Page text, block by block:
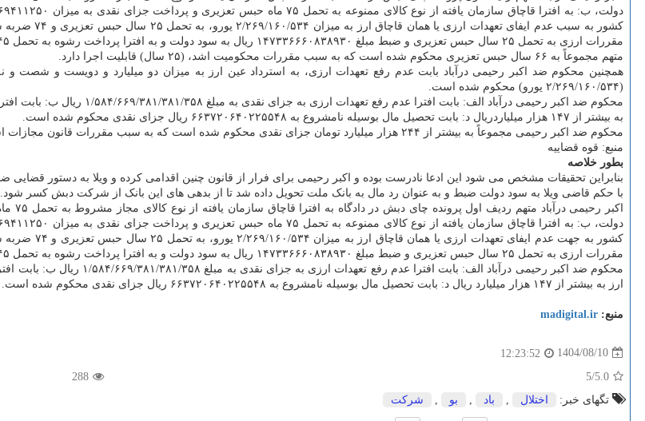
دولت، ب: به افترا قاچاق سازمان یافته از نوع کالای ممنوعه به تحمل ۷۵ ماه حبس تعزیری و پرداخت جزای نقدی به میزان ۲۰۵۰۱۸۶۹۴۱۱۲۵۰ ریال در حق صندوق دولت ج: از باب مشارکت در
کشور به سبب عدم ایفای تعهدات ارزی یا همان قاچاق ارز به میزان ۲/۲۶۹/۱۶۰/۵۳۴ یورو، به تحمل ۲۵ سال حبس تعزیری و ۷۴ ضربه شلاق د: به افترا اختلال در نظام اقتصادی کشور بوسیله
مقررات ارزی به تحمل ۲۵ سال حبس تعزیری و ضبط مبلغ ۱۴۷۳۳۶۶۶۰۸۳۸۹۳۰ ریال به سود دولت و به افترا پرداخت رشوه به تحمل ۴۵ ماه حبس تعزیری، ضبط مال الرشاء محکوم شد.
متهم مجموعاً به ۶۶ سال حبس تعزیری محکوم شده است که به سبب مقررات محکومیت اشد، (۲۵ سال) قابلیت اجرا دارد.
همچنین محکوم ضد اکبر رحیمی درآباد بابت عدم رفع تعهدات ارزی، به استرداد عین ارز به میزان دو میلیارد و دویست و
(۲/۲۶۹/۱۶۰/۵۳۴ یورو) محکوم شده است.
محکوم ضد اکبر رحیمی درآباد الف:
به بیشتر از ۱۴۷ هزار میلیاردریال د: بابت تحصیل مال بوسیله نامشروع به ۶۶۳۷۲۰۶۴۰۲۲۵۵۴۸ ریال جزای نقدی محکوم شده است.
محکوم ضد اکبر رحیمی مجموعاً به بیشتر از ۲۴۴ هزار میلیارد تومان جزای نقدی محکوم شده است که به سبب مقررات قانون مجازات اسلامی فقط محکومیت اشد قابلیت اجرا دارد.
منبع: قوه قضاییه
بطور خلاصه
بنابراین تحقیقات مشخص می شود این ادعا نادرست بوده و اکبر رحیمی برای فرار از قانون چنین اقدامی کرده و ویلا به دستور
با حکم قاضی ویلا به سود دولت ضبط و به عنوان رد مال به بانک ملت تحویل داده شد تا از بدهی های این بانک از شرکت دبش کسر شود.
کشور به جهت
مقررات ارزی به تحمل ۲۵ سال حبس تعزیری و ضبط مبلغ ۱۴۷۳۳۶۶۶۰۸۳۸۹۳۰ ریال به سود دولت و به افترا پرداخت رشوه به تحمل ۴۵ ماه حبس تعزیری، ضبط مال الرشاء محکوم شد.
محکوم ضد اکبر رحیمی درآباد الف:
ارز به بیشتر از ۱۴۷ هزار میلیارد ریال د: بابت تحصیل مال بوسیله نامشروع به ۶۶۳۷۲۰۶۴۰۲۲۵۵۴۸ ریال جزای نقدی محکوم شده است.
منبع: madigital.ir
1404/08/10
12:23:52
5.0
/5
288
تگهای خبر:
اختلال , باد , بو , شركت